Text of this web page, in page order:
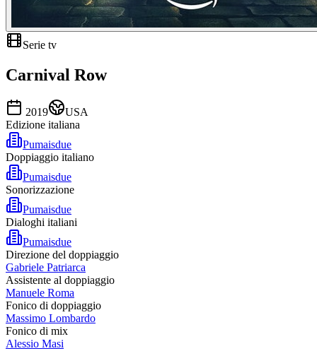
Serie tv
Carnival Row
2019
USA
Edizione italiana
Pumaisdue
Doppiaggio italiano
Pumaisdue
Sonorizzazione
Pumaisdue
Dialoghi italiani
Pumaisdue
Direzione del doppiaggio
Gabriele Patriarca
Assistente al doppiaggio
Manuele Roma
Fonico di doppiaggio
Massimo Lombardo
Fonico di mix
Alessio Masi